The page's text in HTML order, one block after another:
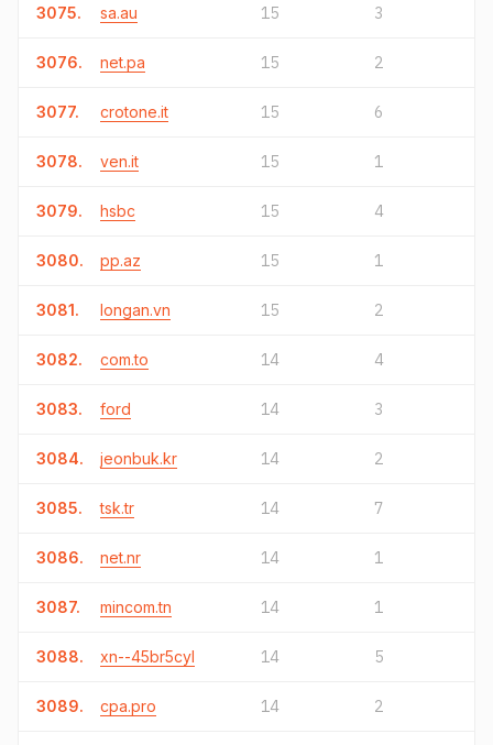
3075. sa.au 15 3
3076. net.pa 15 2
3077. crotone.it 15 6
3078. ven.it 15 1
3079. hsbc 15 4
3080. pp.az 15 1
3081. longan.vn 15 2
3082. com.to 14 4
3083. ford 14 3
3084. jeonbuk.kr 14 2
3085. tsk.tr 14 7
3086. net.nr 14 1
3087. mincom.tn 14 1
3088. xn--45br5cyl 14 5
3089. cpa.pro 14 2